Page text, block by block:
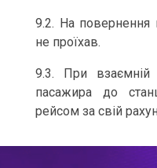
9.2. На повернення
не проїхав.
9.3. При взаємній
пасажира до
рейсом за свій